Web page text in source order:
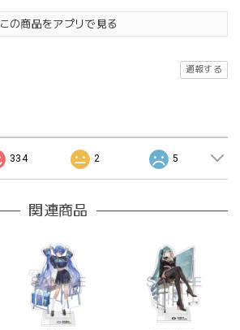
この商品をアプリで見る
通報する
334 2 5
関連商品